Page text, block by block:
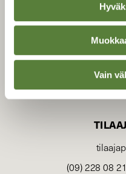
Vain
(09) 228 08